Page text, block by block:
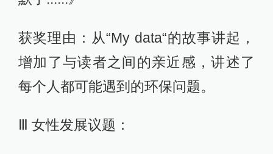
获奖理由：从“My data“的故事讲起，
增加了与读者之间的亲近感，讲述了
每个人都可能遇到的环保问题。
Ⅲ 女性发展议题：